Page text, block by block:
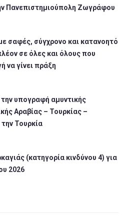
Πανεπιστημιούπολη Ζωγράφου
σαφές, σύγχρονο και κατανοητό
σε όλες και όλους που
να γίνει πράξη
υπογραφή αμυντικής
Αραβίας – Τουρκίας –
την Τουρκία
(κατηγορία κινδύνου 4) για
2026